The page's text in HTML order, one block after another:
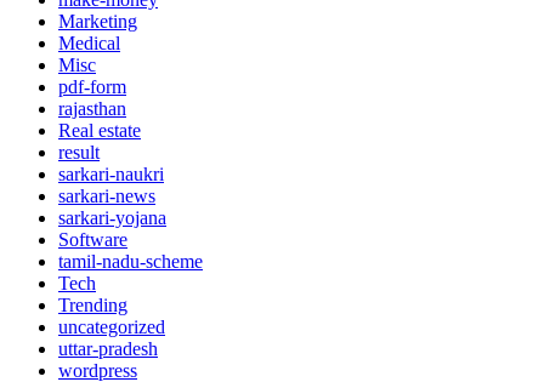
Marketing
Medical
Misc
pdf-form
rajasthan
Real estate
result
sarkari-naukri
sarkari-news
sarkari-yojana
Software
tamil-nadu-scheme
Tech
Trending
uncategorized
uttar-pradesh
wordpress